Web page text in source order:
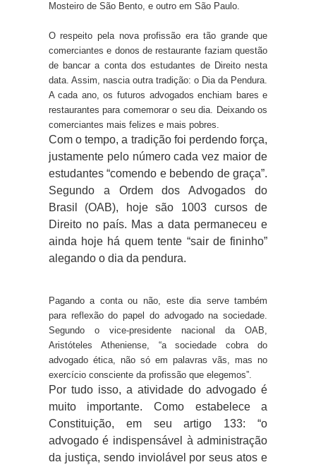
Mosteiro de São Bento, e outro em São Paulo.
O respeito pela nova profissão era tão grande que
comerciantes e donos de restaurante faziam questão
de bancar a conta dos estudantes de Direito nesta
data. Assim, nascia outra tradição: o Dia da Pendura.
A cada ano, os futuros advogados enchiam bares e
restaurantes para comemorar o seu dia. Deixando os
comerciantes mais felizes e mais pobres.
Com o tempo, a tradição foi perdendo força,
justamente pelo número cada vez maior de
estudantes “comendo e bebendo de graça”.
Segundo a Ordem dos Advogados do
Brasil (OAB), hoje são 1003 cursos de
Direito no país. Mas a data permaneceu e
ainda hoje há quem tente “sair de fininho”
alegando o dia da pendura.
Pagando a conta ou não, este dia serve também
para reflexão do papel do advogado na sociedade.
Segundo o vice-presidente nacional da OAB,
Aristóteles Atheniense, “a sociedade cobra do
advogado ética, não só em palavras vãs, mas no
exercício consciente da profissão que elegemos”.
Por tudo isso, a atividade do advogado é
muito importante. Como estabelece a
Constituição, em seu artigo 133: “o
advogado é indispensável à administração
da justiça, sendo inviolável por seus atos e